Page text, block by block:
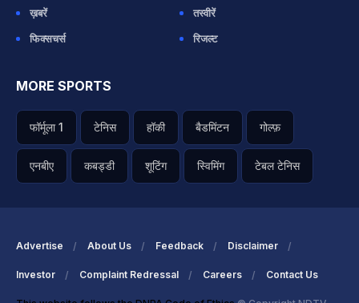
ख़बरें
तस्वीरें
फिक्सचर्स
रिजल्ट
MORE SPORTS
फॉर्मूला 1 टेनिस हॉकी बैडमिंटन गोल्फ़
एनबीए कबड्डी शूटिंग स्विमिंग टेबल टेनिस
Advertise About Us Feedback Disclaimer
Investor Complaint Redressal Careers Contact Us